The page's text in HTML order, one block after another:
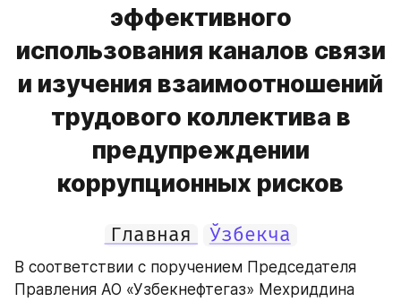
эффективного
использования каналов связи
и изучения взаимоотношений
трудового коллектива в
предупреждении
коррупционных рисков
Главная Ўзбекча
В соответствии с поручением Председателя
Правления АО «Узбекнефтегаз» Мехриддина